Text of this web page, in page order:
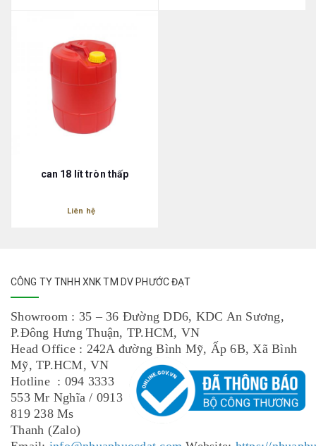
can 18 lít tròn thấp
Liên hệ
CÔNG TY TNHH XNK TM DV PHƯỚC ĐẠT
Showroom : 35 – 36 Đường DD6, KDC An Sương,
P.Đông Hưng Thuận, TP.HCM, VN
Head Office : 242A đường Bình Mỹ, Ấp 6B, Xã Bình
Mỹ, TP.HCM, VN
Hotline : 094 3333
553 Mr Nghĩa / 0913
819 238 Ms
Thanh (Zalo)